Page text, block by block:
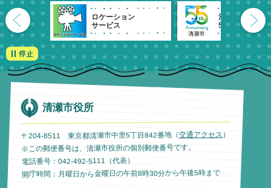
ロケーション
サービス
清瀬市
55周年記念
清瀬市役所
〒204-8511 東京都清瀬市中里5丁目842番地（交通アクセス ）
※この郵便番号は、清瀬市役所の個別郵便番号です。
電話番号：042-492-5111（代表）
開庁時間：月曜日から金曜日の午前8時30分から午後5時まで